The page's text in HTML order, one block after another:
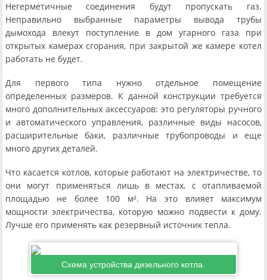
Негерметичные соединения будут пропускать газ.
Неправильно выбранные параметры вывода трубы
дымохода влекут поступление в дом угарного газа при
открытых камерах сгорания, при закрытой же камере котел
работать не будет.
Для первого типа нужно отдельное помещение
определенных размеров. К данной конструкции требуется
много дополнительных аксессуаров: это регуляторы ручного
и автоматического управления, различные виды насосов,
расширительные баки, различные трубопроводы и еще
много других деталей.
Что касается котлов, которые работают на электричестве, то
они могут применяться лишь в местах, с отапливаемой
площадью не более 100 м². На это влияет максимум
мощности электричества, которую можно подвести к дому.
Лучше его применять как резервный источник тепла.
Схема устройства дизельного котла.